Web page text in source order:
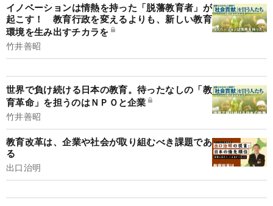
イノベーションは情熱を持った「脱藩教育者」が
起こす！ 教育行政を変えるよりも、新しい教育
環境を生み出すチカラを
竹井善昭
世界で負け続ける日本の教育。待ったなしの「教
育革命」を担うのはＮＰＯと企業
竹井善昭
教育改革は、企業や社会が取り組むべき課題であ
る
出口治明